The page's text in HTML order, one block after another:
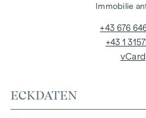
ECKDATEN
Immobilie
+43 676
+43 1
vCard